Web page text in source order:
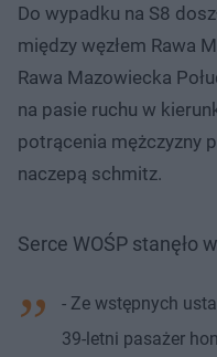
Do wypadku na S8
między węzłem Rawa
Rawa Mazowiecka
na pasie ruchu w
potrącenia mężczyzny
naczepą schmitz.
Serce WOŚP stanęło
- Ze wstępnych
39-letni pasażer